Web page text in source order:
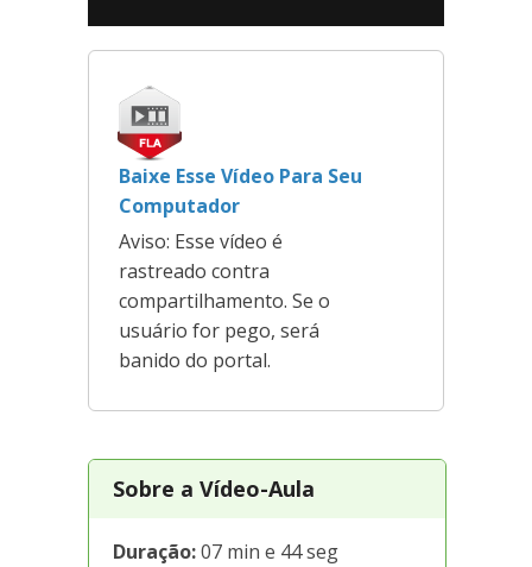
Baixe Esse Vídeo Para Seu
Computador
Aviso: Esse vídeo é
rastreado contra
compartilhamento. Se o
usuário for pego, será
banido do portal.
Sobre a Vídeo-Aula
Duração:07 min e 44 seg